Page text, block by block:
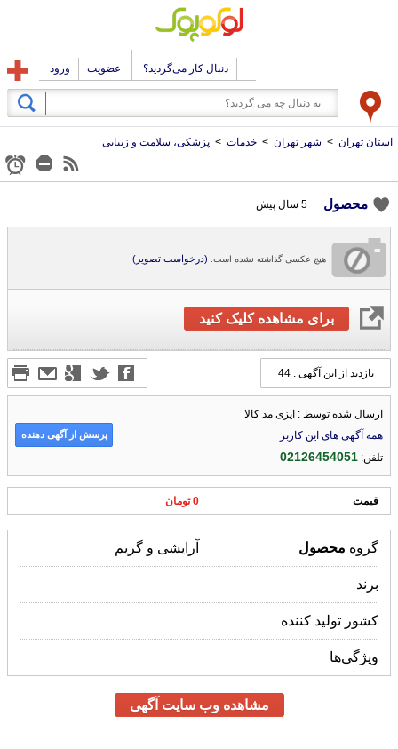
دنبال کار می‌گردید؟ عضویت ورود
استان تهران > شهر تهران > خدمات > پزشکی، سلامت و زیبایی
محصول 5 سال پیش
هیچ عکسی گذاشته نشده است. (درخواست تصویر)
برای مشاهده کلیک کنید
بازدید از این آگهی : 44
ارسال شده توسط : ایزی مد کالا
همه آگهی های این کاربر
تلفن:02126454051
پرسش از آگهی دهنده
قیمت 0 تومان
گروه محصول آرایشی و گریم
برند
کشور تولید کننده
ویژگی‌ها
مشاهده وب سایت آگهی